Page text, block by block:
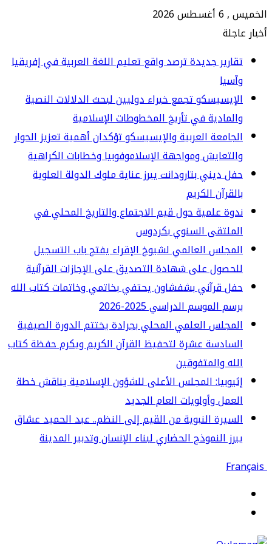
2026
جديدة ترصد واقع تعليم اللغة العربية في إفريقيا
تجمع خبراء دوليين لبحث الدلالات النصية
في تأريخ المخطوطات الإسلامية
العربية والإيسيسكو تؤكدان أهمية تعزيز الحوار
ومواجهة الإسلاموفوبيا وخطابات الكراهية
ديني بتارودانت يبرز عناية ملوك الدولة العلوية
الكريم
علمية حول قيم الاجتماع والتاريخ المحلي في
السنوي بكردوس
العالمي لشيوخ الإقراء يفتح باب التسجيل
على شهادة التصديق على الإجازات القرآنية
قرآني بشفشاون يحتفي بخاتمي وخاتمات كتاب الله
الموسم الدراسي 2025-2026
العلمي المحلي بجرادة يختتم الدورة الصيفية
عشرة لتحفيظ القرآن الكريم ويكرم حفظة كتاب
والمتفوقين
المجلس الأعلى للشؤون الإسلامية يناقش خطة
وأولويات العام الجديد
النبوية من القيم إلى النظم.. عبد الحميد عشاق
النموذج الحضاري لبناء الإنسان وتدبير المدينة